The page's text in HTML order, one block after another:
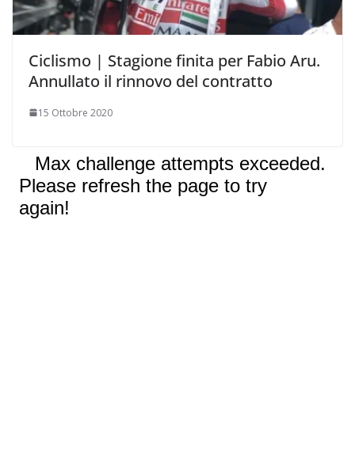
Ciclismo | Stagione finita per Fabio Aru.
Annullato il rinnovo del contratto
15 Ottobre 2020